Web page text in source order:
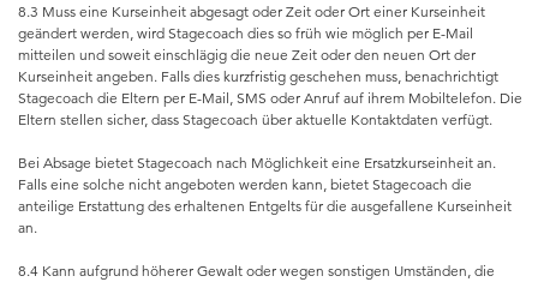
8.3 Muss eine Kurseinheit abgesagt oder Zeit oder Ort einer Kurseinheit
geändert werden, wird Stagecoach dies so früh wie möglich per E-Mail
mitteilen und soweit einschlägig die neue Zeit oder den neuen Ort der
Kurseinheit angeben. Falls dies kurzfristig geschehen muss, benachrichtigt
Stagecoach die Eltern per E-Mail, SMS oder Anruf auf ihrem Mobiltelefon. Die
Eltern stellen sicher, dass Stagecoach über aktuelle Kontaktdaten verfügt.
Bei Absage bietet Stagecoach nach Möglichkeit eine Ersatzkurseinheit an.
Falls eine solche nicht angeboten werden kann, bietet Stagecoach die
anteilige Erstattung des erhaltenen Entgelts für die ausgefallene Kurseinheit
an.
8.4 Kann aufgrund höherer Gewalt oder wegen sonstigen Umständen, die